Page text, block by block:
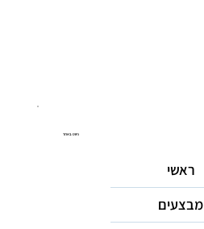
ניווט באתר
ראשי
מבצעים